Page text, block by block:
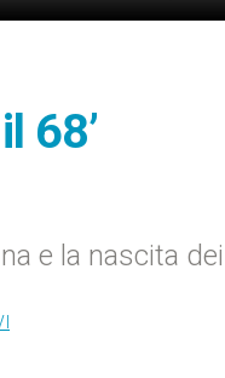
68’
e la nascita